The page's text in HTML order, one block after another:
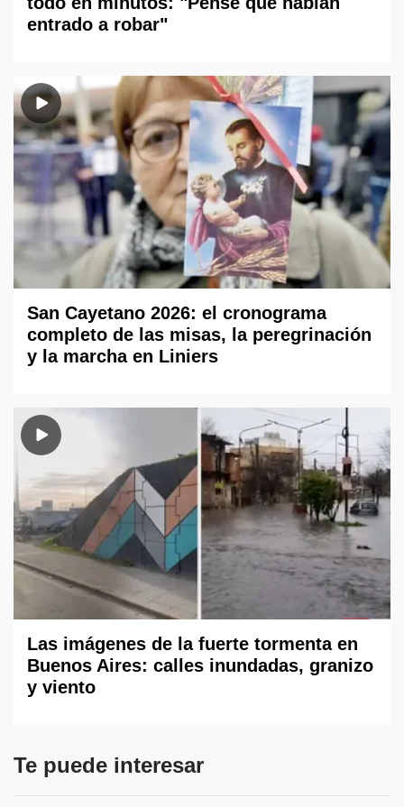
entrado a robar"
San Cayetano 2026: el cronograma
completo de las misas, la peregrinación
y la marcha en Liniers
Las imágenes de la fuerte tormenta en
Buenos Aires: calles inundadas, granizo
y viento
Te puede interesar